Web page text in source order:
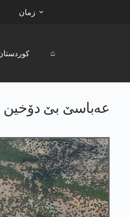
زمان
⌂
عه‌باسێ بێ دۆخین و